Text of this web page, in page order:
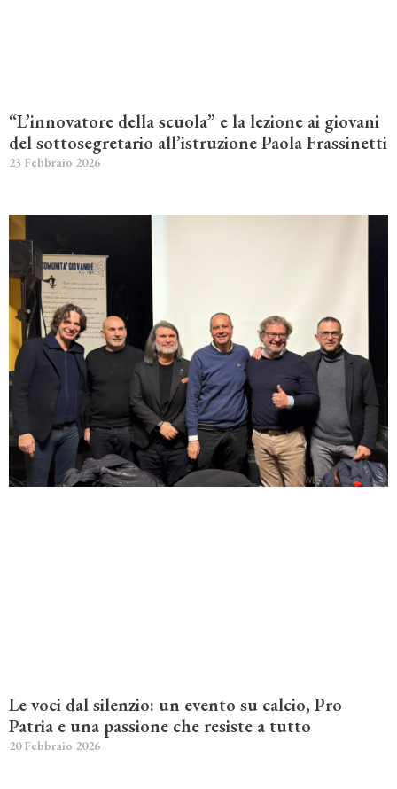
“L’innovatore della scuola” e la lezione ai giovani
del sottosegretario all’istruzione Paola Frassinetti
23 Febbraio 2026
Le voci dal silenzio: un evento su calcio, Pro
Patria e una passione che resiste a tutto
20 Febbraio 2026